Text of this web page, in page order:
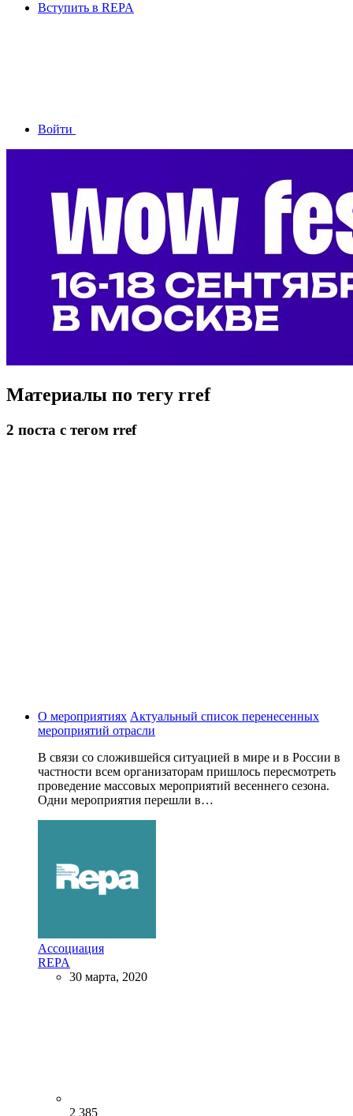
Вступить в REPA
Войти
Материалы по тегу rref
2 поста с тегом rref
О мероприятиях Актуальный список перенесенных
мероприятий отрасли
В связи со сложившейся ситуацией в мире и в России в
частности всем организаторам пришлось пересмотреть
проведение массовых мероприятий весеннего сезона.
Одни мероприятия перешли в…
Ассоциация
REPA
30 марта, 2020
2 385